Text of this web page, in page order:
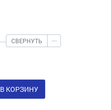
СВЕРНУТЬ
В КОРЗИНУ